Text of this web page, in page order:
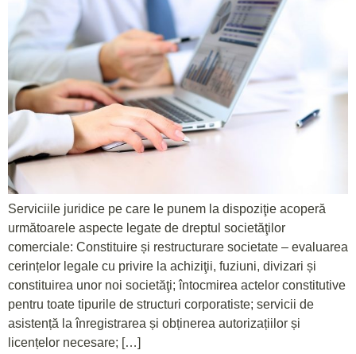
Serviciile juridice pe care le punem la dispoziţie acoperă
următoarele aspecte legate de dreptul societăţilor
comerciale: Constituire și restructurare societate – evaluarea
cerințelor legale cu privire la achiziţii, fuziuni, divizari și
constituirea unor noi societăţi; întocmirea actelor constitutive
pentru toate tipurile de structuri corporatiste; servicii de
asistență la înregistrarea și obținerea autorizațiilor și
licențelor necesare; […]